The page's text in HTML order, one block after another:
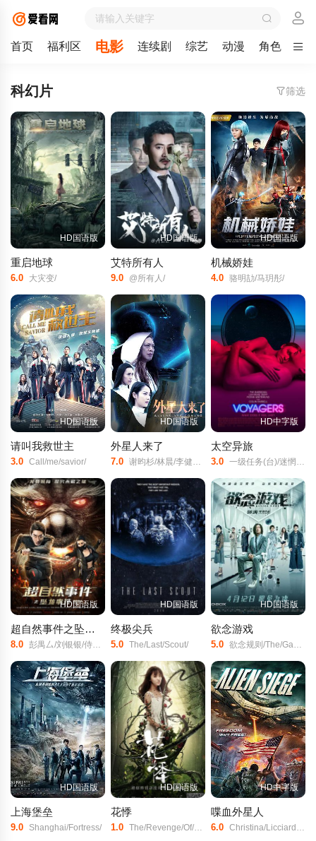
首页 福利区 电影 连续剧 综艺 动漫 角色 剧
科幻片 筛选
HD国语版
重启地球
6.0 大灾变/
HD国语版
艾特所有人
9.0 @所有人/
HD国语版
机械娇娃
4.0 骆明劼/马玥彤/
HD国语版
请叫我救世主
3.0 Call/me/savior/
HD国语版
外星人来了
7.0 谢昀杉/林晨/李健仁/蓝烯/
HD中字版
太空异旅
3.0 一级任务(台)/迷惘星空/旅行者/远航者/
HD国语版
超自然事件之坠龙事件
8.0 彭禺厶/刘银银/侍宣如/
HD国语版
终极尖兵
5.0 The/Last/Scout/
HD国语版
欲念游戏
5.0 欲念规则/The/Game/of/Desire/
HD国语版
上海堡垒
9.0 Shanghai/Fortress/
HD国语版
花悸
1.0 The/Revenge/Of/Plant/
HD中字版
喋血外星人
6.0 Christina/Licciardi/Matthew/Pohlkamp/